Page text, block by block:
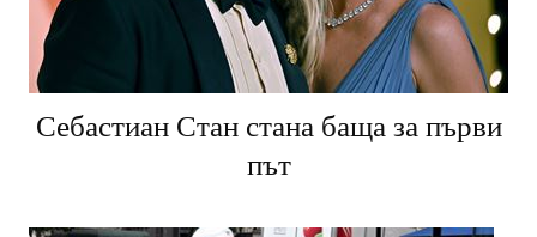
Себастиан Стан стана баща за първи
път